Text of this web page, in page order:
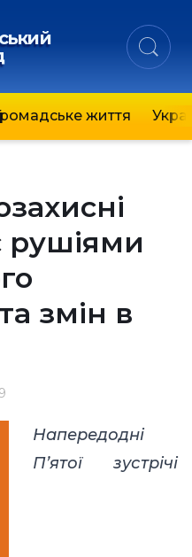
життя
рушіями
змін в
Напередодні
П’ятої зустрічі